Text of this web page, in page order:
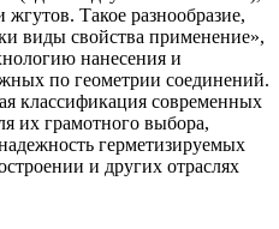
Такое разнообразие,
виды свойства применение»,
нанесения и
по геометрии соединений.
классификация современных
их грамотного выбора,
герметизируемых
и других отраслях